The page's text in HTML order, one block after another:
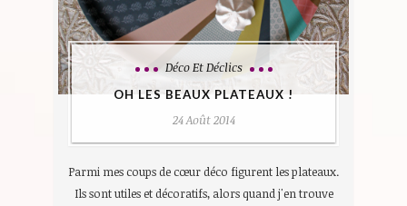
Déco Et Déclics
OH LES BEAUX PLATEAUX !
24 Août 2014
Parmi mes coups de cœur déco figurent les plateaux.
Ils sont utiles et décoratifs, alors quand j'en trouve